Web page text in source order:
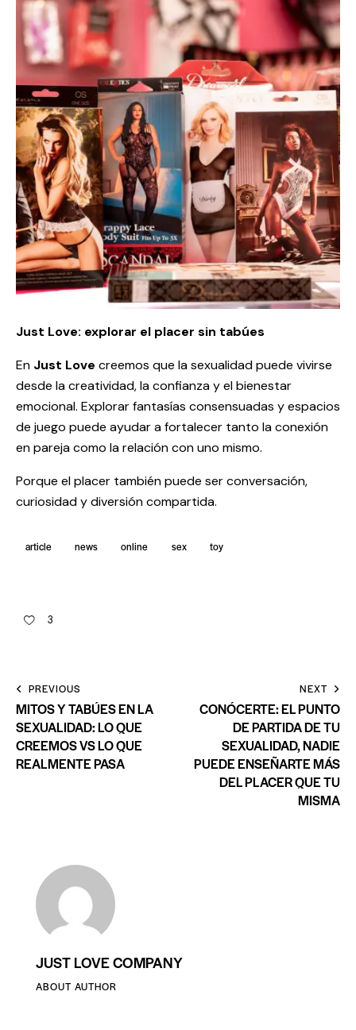
Just Love: explorar el placer sin tabúes
En Just Love creemos que la sexualidad puede vivirse
desde la creatividad, la confianza y el bienestar
emocional. Explorar fantasías consensuadas y espacios
de juego puede ayudar a fortalecer tanto la conexión
en pareja como la relación con uno mismo.
Porque el placer también puede ser conversación,
curiosidad y diversión compartida.
article news online sex toy
3
PREVIOUS
MITOS Y TABÚES EN LA
SEXUALIDAD: LO QUE
CREEMOS VS LO QUE
REALMENTE PASA
NEXT
CONÓCERTE: EL PUNTO
DE PARTIDA DE TU
SEXUALIDAD, NADIE
PUEDE ENSEÑARTE MÁS
DEL PLACER QUE TU
MISMA
JUST LOVE COMPANY
ABOUT AUTHOR